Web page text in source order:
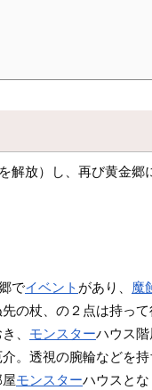
解放）し、再び黄金郷
でイベント があり、 魔
の杖、の２点は持って
、 モンスターハウス
。透視の腕輪などを
モンスターハウスと